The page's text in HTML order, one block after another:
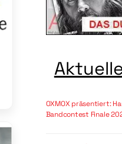
OXMOX präsentiert:
Bandcontest Finale